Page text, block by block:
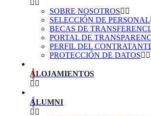
SOBRE NOSOTROS
SELECCIÓN DE PERSONAL
BECAS DE
PORTAL DE
PERFIL DEL
PROTECCIÓN DE DATOS
ALOJAMIENTOS
ALUMNI